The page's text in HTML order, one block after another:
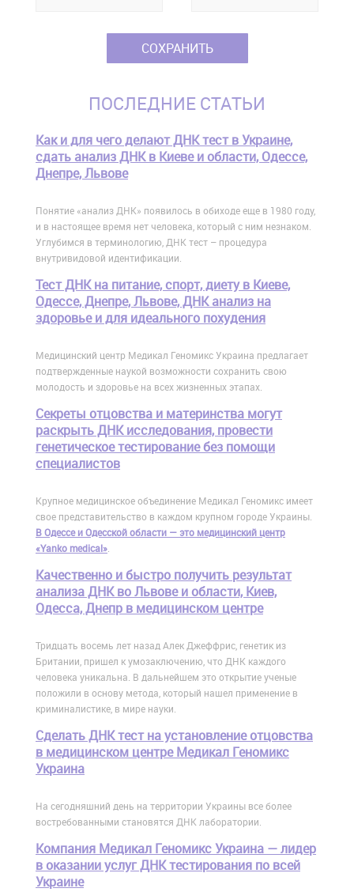
ПОСЛЕДНИЕ СТАТЬИ
Как и для чего делают ДНК тест в Украине,
сдать анализ ДНК в Киеве и области, Одессе,
Днепре, Львове
Понятие «анализ ДНК» появилось в обиходе еще в 1980 году,
и в настоящее время нет человека, который с ним незнаком.
Углубимся в терминологию, ДНК тест – процедура
внутривидовой идентификации.
Тест ДНК на питание, спорт, диету в Киеве,
Одессе, Днепре, Львове, ДНК анализ на
здоровье и для идеального похудения
Медицинский центр Медикал Геномикс Украина предлагает
подтвержденные наукой возможности сохранить свою
молодость и здоровье на всех жизненных этапах.
Cекреты отцовства и материнства могут
раскрыть ДНК исследования, провести
генетическое тестирование без помощи
специалистов
Крупное медицинское объединение Медикал Геномикс имеет
свое представительство в каждом крупном городе Украины.
В Одессе и Одесской области — это медицинский центр
«Yanko medical».
Качественно и быстро получить результат
анализа ДНК во Львове и области, Киев,
Одесса, Днепр в медицинском центре
Тридцать восемь лет назад Алек Джеффрис, генетик из
Британии, пришел к умозаключению, что ДНК каждого
человека уникальна. В дальнейшем это открытие ученые
положили в основу метода, который нашел применение в
криминалистике, в мире науки.
Сделать ДНК тест на установление отцовства
в медицинском центре Медикал Геномикс
Украина
На сегодняшний день на территории Украины все более
востребованными становятся ДНК лаборатории.
Компания Медикал Геномикс Украина — лидер
в оказании услуг ДНК тестирования по всей
Украине